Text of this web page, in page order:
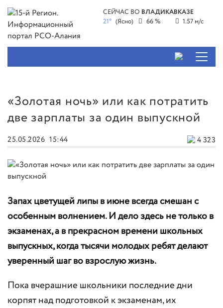
СЕЙЧАС ВО ВЛАДИКАВКАЗЕ
21° (Ясно) 66 % 1.57 м/с
«Золотая ночь» или как потратить
две зарплаты за один выпускной
25.05.2026 15:44 4 323
Запах цветущей липы в июне всегда смешан с
особенным волнением. И дело здесь не только в
экзаменах, а в прекрасном времени школьных
выпускных, когда тысячи молодых ребят делают
уверенный шаг во взрослую жизнь.
Пока вчерашние школьники последние дни
корпят над подготовкой к экзаменам, их